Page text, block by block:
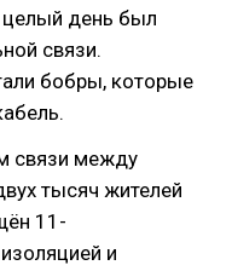
день был
связи.
бобры, которые
связи между
тысяч жителей
11-
и